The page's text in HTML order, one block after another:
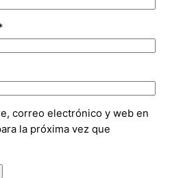
correo electrónico y web en
la próxima vez que